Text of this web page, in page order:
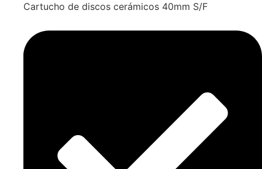
Cartucho de discos cerámicos 40mm S/F